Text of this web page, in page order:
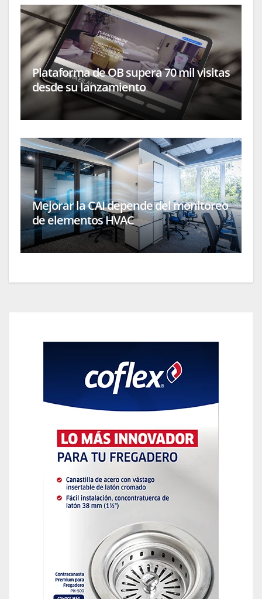
Plataforma de OB supera 70 mil visitas
desde su lanzamiento
Mejorar la CAI depende del monitoreo
de elementos HVAC